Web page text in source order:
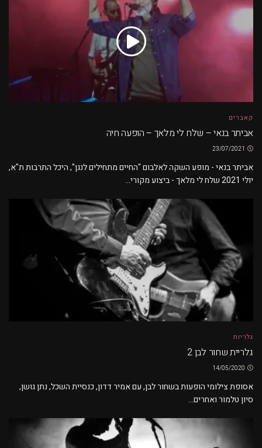
קאברים
אביתר בנאי – שלח לי מלאך – הופעה חיה
אביתר בנאי - מופע השקה לאלבום "החיים מתחילים לנגן", היכל התרבות ת"א,
יולי 2021 שלח לי מלאך - ביצוע מקורי...
גלריות
גלריית שחור לבן 2
אסופת צילומי הופעות בשחור לבן, עם אמיר דדון, כנסיית השכל, נתן גושן,
סיון טלמור ואחרים...